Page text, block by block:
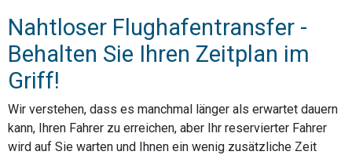
Nahtloser Flughafentransfer -
Behalten Sie Ihren Zeitplan im
Griff!
Wir verstehen, dass es manchmal länger als erwartet dauern
kann, Ihren Fahrer zu erreichen, aber Ihr reservierter Fahrer
wird auf Sie warten und Ihnen ein wenig zusätzliche Zeit